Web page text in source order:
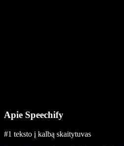
Apie Speechify
#1 teksto į kalbą skaitytuvas